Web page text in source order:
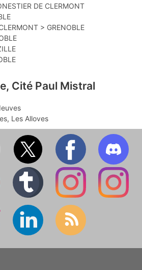
DE CLERMONT
> GRENOBLE
Cité Paul Mistral
Les Alloves